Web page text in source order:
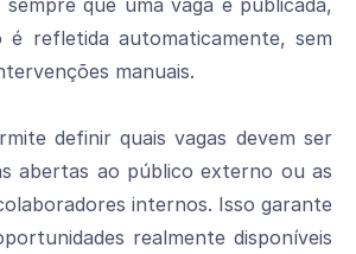
sempre que uma vaga é publicada,
é refletida automaticamente, sem
manuais.
definir quais vagas devem ser
abertas ao público externo ou as
internos. Isso garante
realmente disponíveis